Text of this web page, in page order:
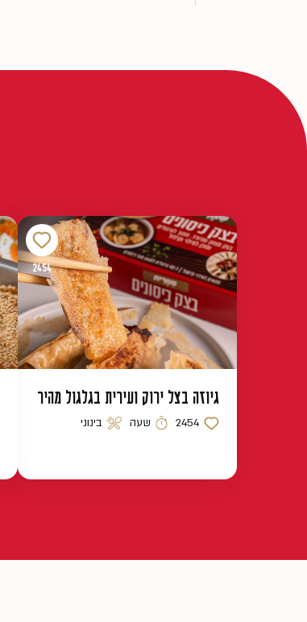
2454
גיוזה בצל ירוק ועירית בגלגול מהיר
כמות לייקים
2454 זמן הכנה
שעה רמת קושי
בינוני